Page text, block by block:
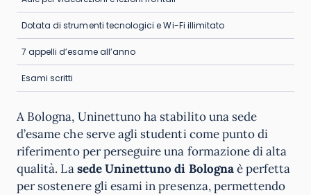
Dotata di strumenti tecnologici e Wi-Fi illimitato
7 appelli d’esame all’anno
Esami scritti
A Bologna, Uninettuno ha stabilito una sede
d’esame che serve agli studenti come punto di
riferimento per perseguire una formazione di alta
qualità. Lasede Uninettuno di Bolognaè perfetta
per sostenere gli esami in presenza, permettendo